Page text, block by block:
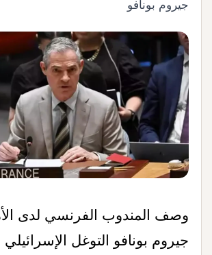
جيروم بونافو
وصف المندوب الفرنسي لدى
جيروم بونافو التوغل الإسرائيلي